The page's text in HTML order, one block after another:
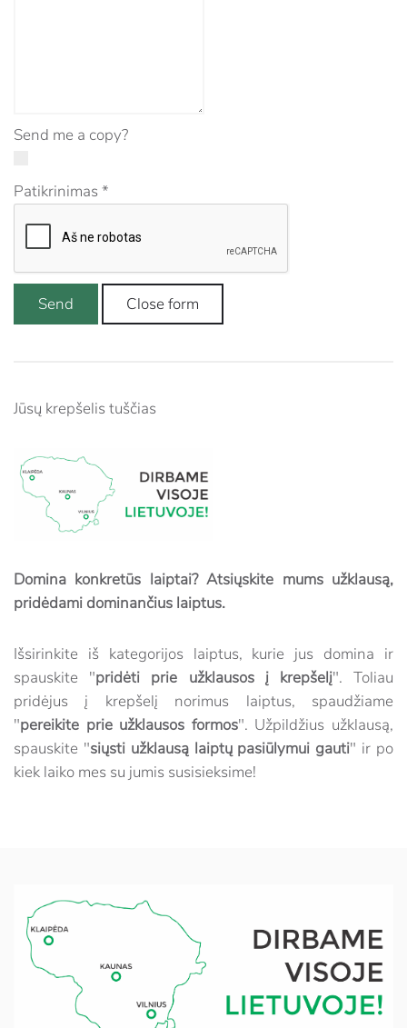
Send me a copy?
Patikrinimas*
Send Close form
Jūsų krepšelis tuščias
Domina konkretūs laiptai? Atsiųskite mums užklausą,
pridėdami dominančius laiptus.
Išsirinkite iš kategorijos laiptus, kurie jus domina ir
spauskite "pridėti prie užklausos į krepšelį". Toliau
pridėjus į krepšelį norimus laiptus, spaudžiame
"pereikite prie užklausos formos". Užpildžius užklausą,
spauskite "siųsti užklausą laiptų pasiūlymui gauti" ir po
kiek laiko mes su jumis susisieksime!